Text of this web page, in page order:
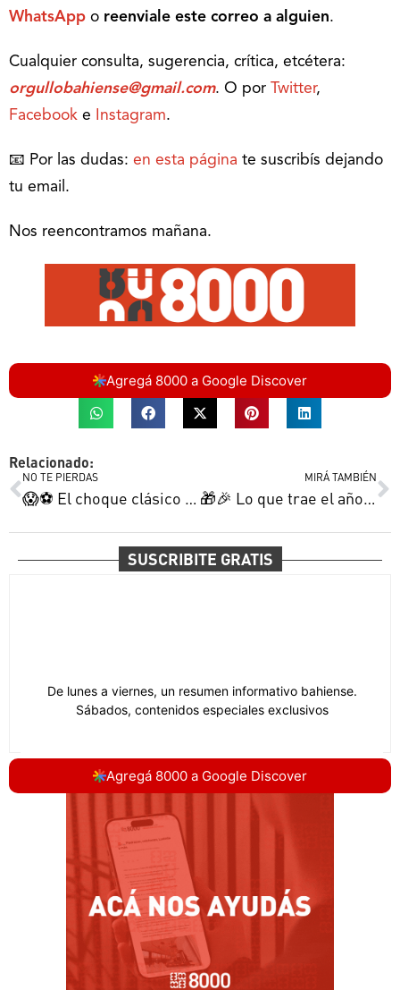
WhatsApp o reenviale este correo a alguien.
Cualquier consulta, sugerencia, crítica, etcétera:
orgullobahiense@gmail.com. O por Twitter,
Facebook e Instagram.
📧 Por las dudas: en esta página te suscribís dejando
tu email.
Nos reencontramos mañana.
Agregá 8000 a Google Discover
Relacionado:
NO TE PIERDAS
😱⚽ El choque clásico de morbo | El desafío sirio de Facundo | El alivio potente de Candela y más
MIRÁ TAMBIÉN
🎁🎉 Lo que trae el año 2 de 8000 | Pediatras en vías de extinción | Francisco con Francella y más
SUSCRIBITE GRATIS
Agregá 8000 a Google Discover